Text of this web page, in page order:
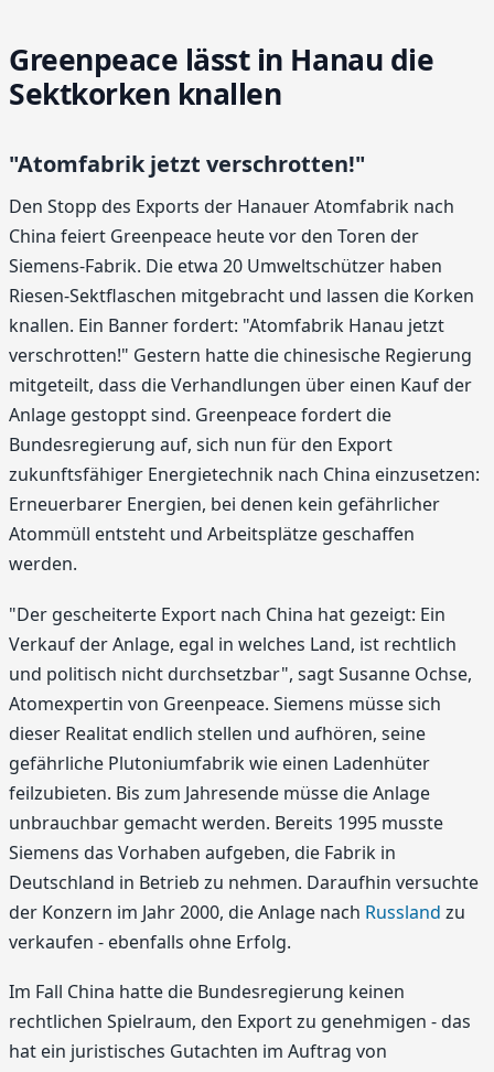
Greenpeace lässt in Hanau die
Sektkorken knallen
"Atomfabrik jetzt verschrotten!"
Den Stopp des Exports der Hanauer Atomfabrik nach
China feiert Greenpeace heute vor den Toren der
Siemens-Fabrik. Die etwa 20 Umweltschützer haben
Riesen-Sektflaschen mitgebracht und lassen die Korken
knallen. Ein Banner fordert: "Atomfabrik Hanau jetzt
verschrotten!" Gestern hatte die chinesische Regierung
mitgeteilt, dass die Verhandlungen über einen Kauf der
Anlage gestoppt sind. Greenpeace fordert die
Bundesregierung auf, sich nun für den Export
zukunftsfähiger Energietechnik nach China einzusetzen:
Erneuerbarer Energien, bei denen kein gefährlicher
Atommüll entsteht und Arbeitsplätze geschaffen
werden.
"Der gescheiterte Export nach China hat gezeigt: Ein
Verkauf der Anlage, egal in welches Land, ist rechtlich
und politisch nicht durchsetzbar", sagt Susanne Ochse,
Atomexpertin von Greenpeace. Siemens müsse sich
dieser Realitat endlich stellen und aufhören, seine
gefährliche Plutoniumfabrik wie einen Ladenhüter
feilzubieten. Bis zum Jahresende müsse die Anlage
unbrauchbar gemacht werden. Bereits 1995 musste
Siemens das Vorhaben aufgeben, die Fabrik in
Deutschland in Betrieb zu nehmen. Daraufhin versuchte
der Konzern im Jahr 2000, die Anlage nach Russland zu
verkaufen - ebenfalls ohne Erfolg.
Im Fall China hatte die Bundesregierung keinen
rechtlichen Spielraum, den Export zu genehmigen - das
hat ein juristisches Gutachten im Auftrag von